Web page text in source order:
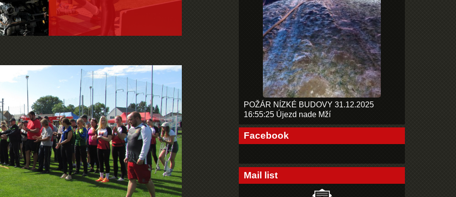
POŽÁR NÍZKÉ BUDOVY 31.12.2025
16:55:25 Újezd nade Mží
Facebook
Mail list